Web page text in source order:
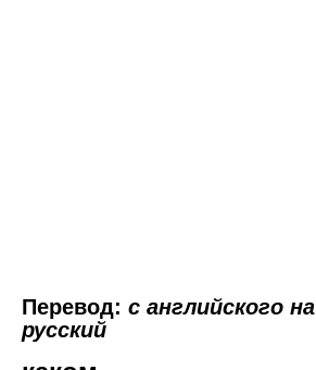
Перевод: с английского на
русский